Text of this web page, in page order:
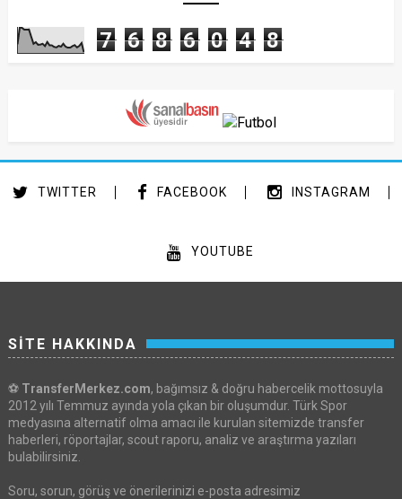
7 6 8 6 0 4 8
TWITTER FACEBOOK INSTAGRAM
YOUTUBE
SİTE HAKKINDA
⚽ TransferMerkez.com, bağımsız & doğru habercelik mottosuyla
2012 yılı Temmuz ayında yola çıkan bir oluşumdur. Türk Spor
medyasına alternatif olma amacı ile kurulan sitemizde transfer
haberleri, röportajlar, scout raporu, analiz ve araştırma yazıları
bulabilirsiniz.
Soru, sorun, görüş ve önerilerinizi e-posta adresimiz